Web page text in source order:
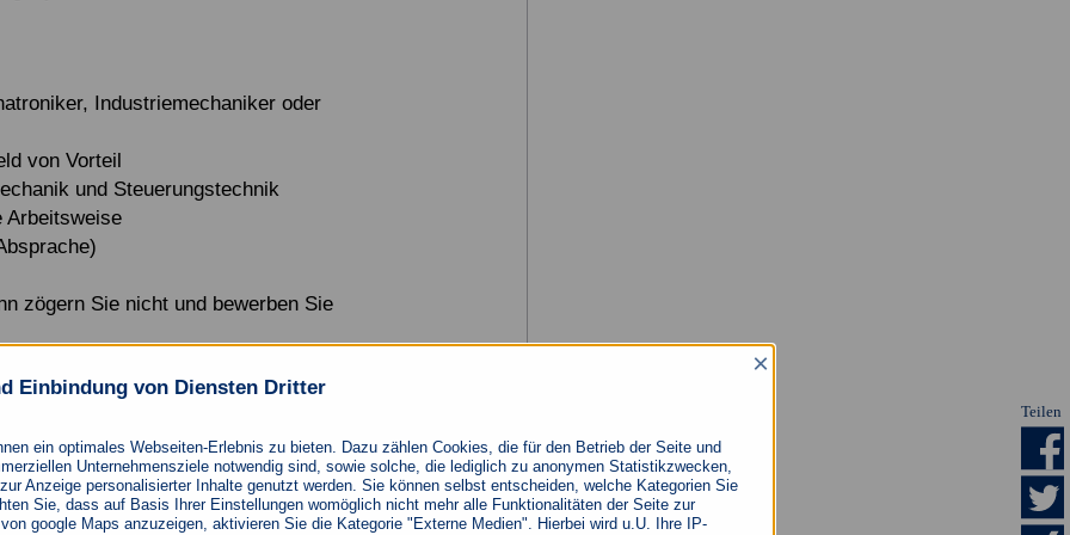
Industriemechaniker oder
von Vorteil
und Steuerungstechnik
Arbeitsweise
zögern Sie nicht und bewerben Sie
Teilen
Einbindung von Diensten Dritter
×
ein optimales Webseiten-Erlebnis zu bieten. Dazu zählen Cookies, die für den Betrieb der Seite und
Unternehmensziele notwendig sind, sowie solche, die lediglich zu anonymen Statistikzwecken,
Anzeige personalisierter Inhalte genutzt werden. Sie können selbst entscheiden, welche Kategorien Sie
Sie, dass auf Basis Ihrer Einstellungen womöglich nicht mehr alle Funktionalitäten der Seite zur
google Maps anzuzeigen, aktivieren Sie die Kategorie "Externe Medien". Hierbei wird u.U. Ihre IP-